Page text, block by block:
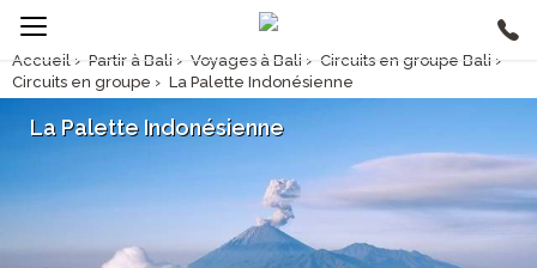
Accueil › Partir à Bali › Voyages à Bali › Circuits en groupe Bali ›
Circuits en groupe › La Palette Indonésienne
La Palette Indonésienne